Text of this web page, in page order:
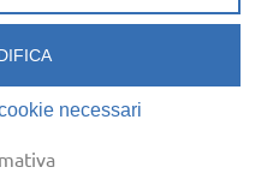
(ATF)
8135, 6908
necessari